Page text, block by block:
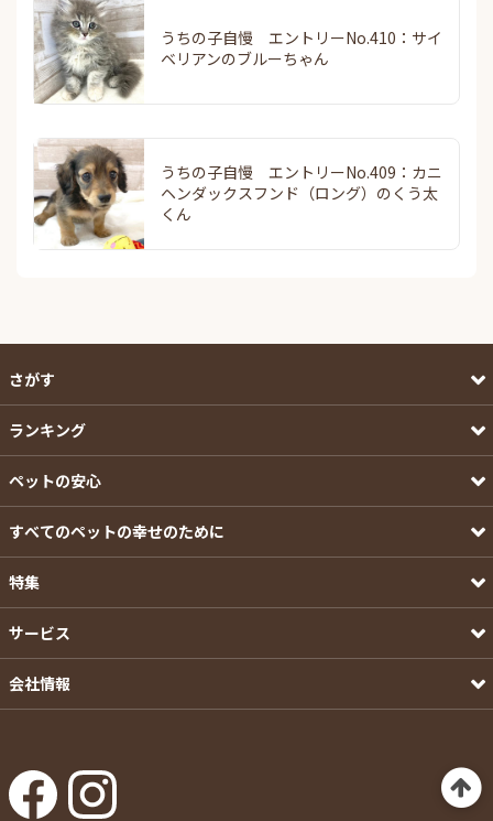
うちの子自慢 エントリーNo.410：サイ
ベリアンのブルーちゃん
うちの子自慢 エントリーNo.409：カニ
ヘンダックスフンド（ロング）のくう太
くん
さがす
ランキング
ペットの安心
すべてのペットの幸せのために
特集
サービス
会社情報